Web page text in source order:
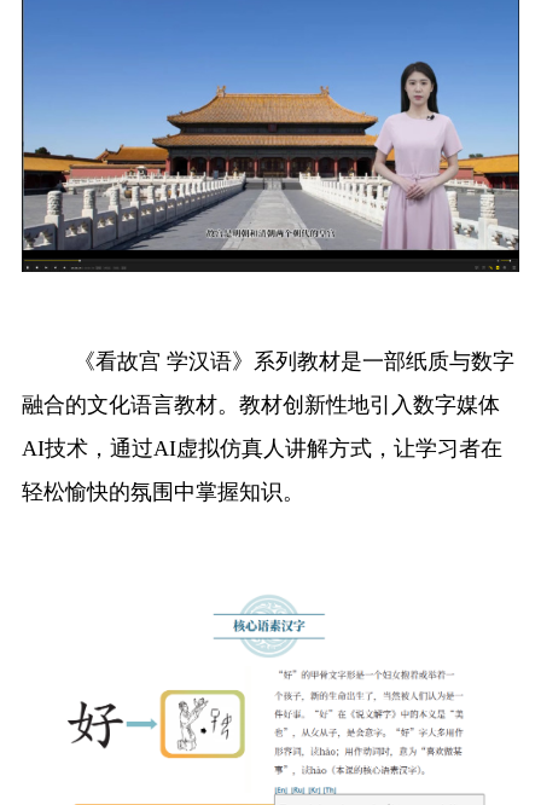
《看故宫 学汉语》系列教材是一部纸质与数字
融合的文化语言教材。 教材创新性地引入数字媒体
AI技术，通过AI虚拟仿真人讲解方式，让学习者在
轻松愉快的氛围中掌握知识。